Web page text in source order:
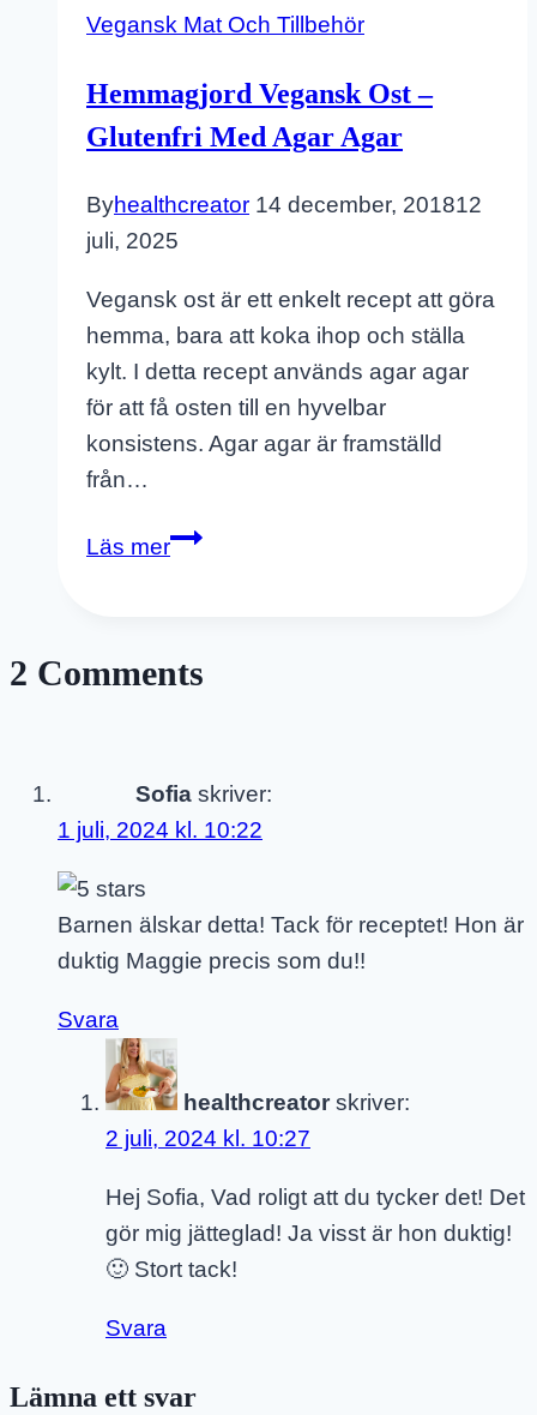
–
Vegan
Eatclean
Raw
Vegansk Mat Och Tillbehör
Hemmagjord Vegansk Ost –
Glutenfri Med Agar Agar
Byhealthcreator 14 december, 201812
juli, 2025
Vegansk ost är ett enkelt recept att göra
hemma, bara att koka ihop och ställa
kylt. I detta recept används agar agar
för att få osten till en hyvelbar
konsistens. Agar agar är framställd
från…
Läs merHemmagjord
Glutenfri
Agar
2 Comments
Sofia skriver:
1 juli, 2024 kl. 10:22
Barnen älskar detta! Tack för receptet! Hon är
duktig Maggie precis som du!!
Svara
healthcreator skriver:
2 juli, 2024 kl. 10:27
Hej Sofia, Vad roligt att du tycker det! Det
gör mig jätteglad! Ja visst är hon duktig!
🙂 Stort tack!
Svara
Lämna ett svar